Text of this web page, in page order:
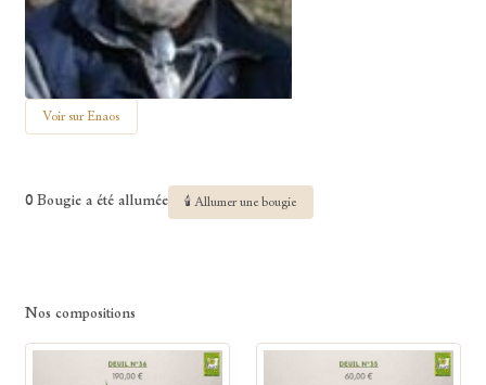
Voir sur Enaos
0 Bougie a été allumée 🕯 Allumer une bougie
Nos compositions